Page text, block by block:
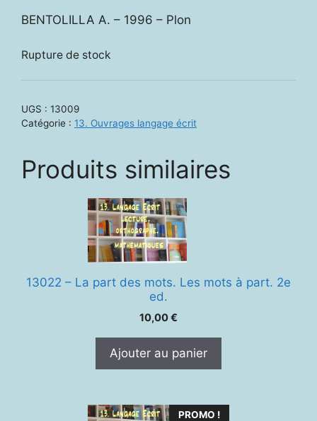
BENTOLILLA A. – 1996 – Plon
Rupture de stock
UGS : 13009
Catégorie : 13. Ouvrages langage écrit
Produits similaires
13022 – La part des mots. Les mots à part. 2e
ed.
10,00€
Ajouter au panier
PROMO !